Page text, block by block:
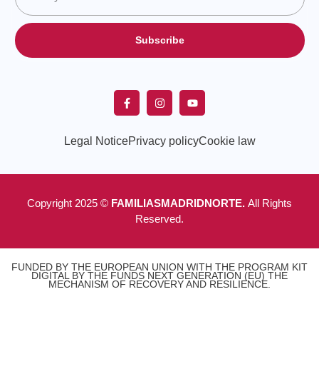
Subscribe
Legal NoticePrivacy policyCookie law
Copyright 2025 © FAMILIASMADRIDNORTE. All Rights
Reserved.
FUNDED BY THE EUROPEAN UNION WITH THE PROGRAM KIT
DIGITAL BY THE FUNDS NEXT GENERATION (EU) THE
MECHANISM OF RECOVERY AND RESILIENCE.